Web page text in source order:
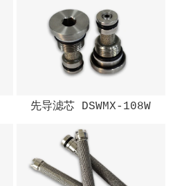
先导滤芯 DSWMX-108W